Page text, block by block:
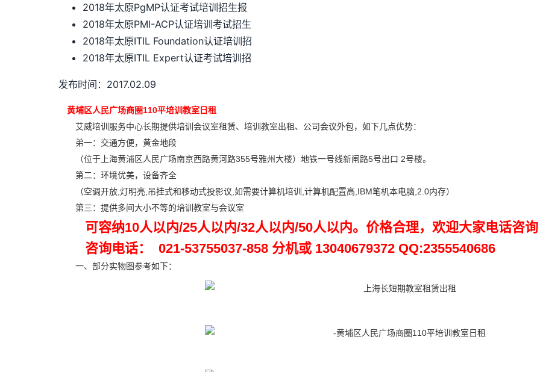
2018年太原PgMP认证考试培训招生报
2018年太原PMI-ACP认证培训考试招生
2018年太原ITIL Foundation认证培训招
2018年太原ITIL Expert认证考试培训招
发布时间：2017.02.09
黄埔区人民广场商圈110平培训教室日租
艾威培训服务中心长期提供培训会议室租赁、培训教室出租、公司会议外包，如下几点优势：
弟一：交通方便，黄金地段
（位于上海黄浦区人民广场南京西路黄河路355号雅州大楼）地铁一号线新闸路5号出口 2号楼。
第二：环境优美，设备齐全
（空调开放,灯明亮,吊挂式和移动式投影议,如需要计算机培训,计算机配置高,IBM笔机本电脑,2.0内存）
第三：提供多间大小不等的培训教室与会议室
可容纳10人以内/25人以内/32人以内/50人以内。价格合理，欢迎大家电话咨
咨询电话： 021-53755037-858 分机或 13040679372 QQ:2355540686
一、部分实物图参考如下：